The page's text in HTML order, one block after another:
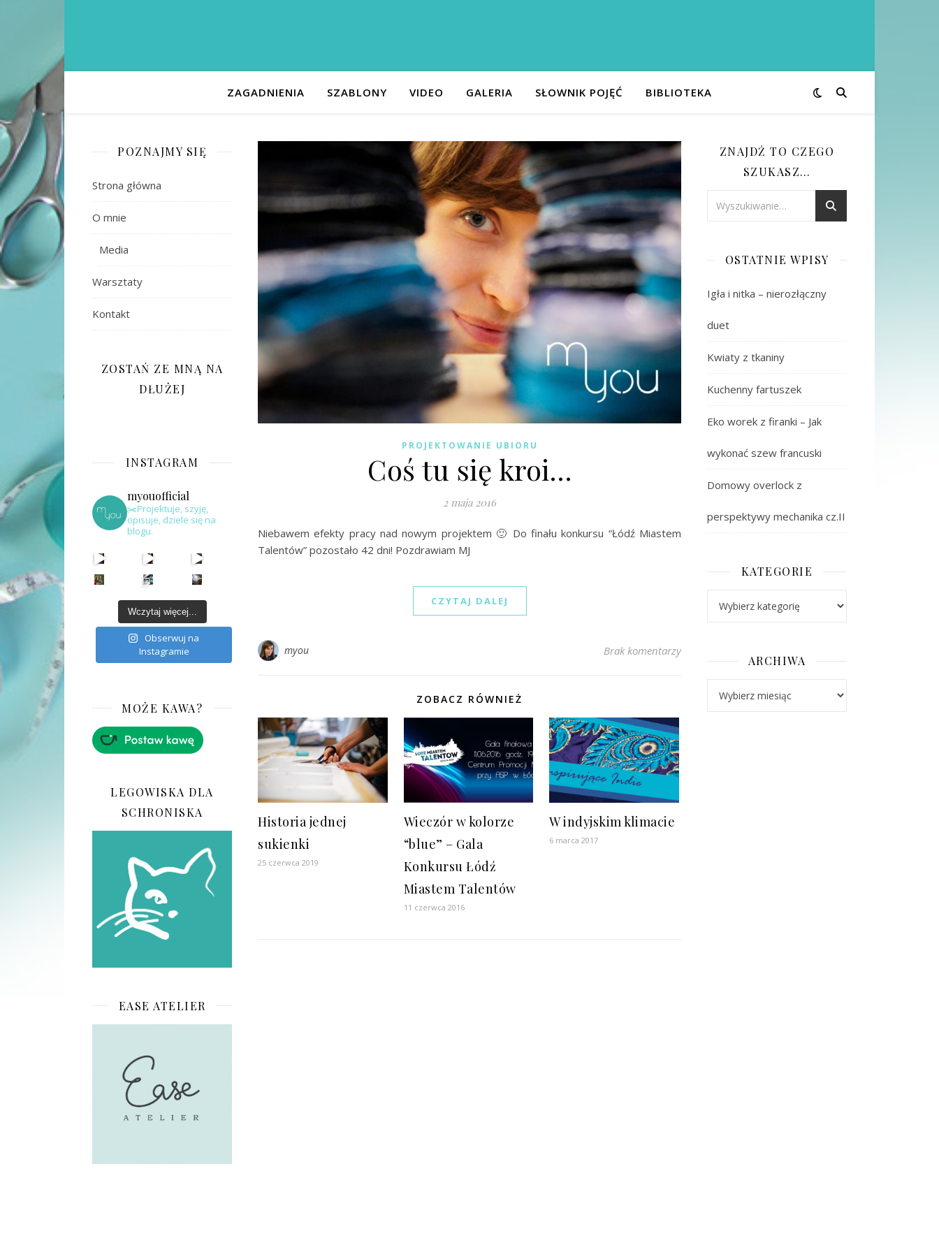
ZAGADNIENIA SZABLONY VIDEO GALERIA SŁOWNIK POJĘĆ BIBLIOTEKA
POZNAJMY SIĘ
Strona główna
O mnie
Media
Warsztaty
Kontakt
ZOSTAŃ ZE MNĄ NA
DŁUŻEJ
INSTAGRAM
myouofficial
✂️Projektuje, szyję,
opisuje, dziele się na
blogu.
Wczytaj więcej...
Obserwuj na
Instagramie
MOŻE KAWA?
LEGOWISKA DLA
SCHRONISKA
EASE ATELIER
PROJEKTOWANIE UBIORU
Coś tu się kroi…
2 maja 2016
Niebawem efekty pracy nad nowym projektem 🙂 Do finału konkursu “Łódź Miastem
Talentów” pozostało 42 dni! Pozdrawiam MJ
CZYTAJ DALEJ
myou Brak komentarzy
ZOBACZ RÓWNIEŻ
Historia jednej
sukienki
25 czerwca 2019
Wieczór w kolorze
“blue” – Gala
Konkursu Łódź
Miastem Talentów
11 czerwca 2016
W indyjskim klimacie
6 marca 2017
ZNAJDŹ TO CZEGO
SZUKASZ…
OSTATNIE WPISY
Igła i nitka – nierozłączny
duet
Kwiaty z tkaniny
Kuchenny fartuszek
Eko worek z firanki – Jak
wykonać szew francuski
Domowy overlock z
perspektywy mechanika cz.II
KATEGORIE
ARCHIWA